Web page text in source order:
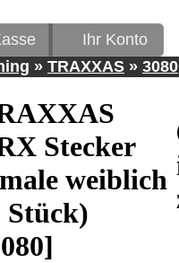
Ihr Konto
» TRAXXAS » 3080
Stecker
weiblich
Stück)